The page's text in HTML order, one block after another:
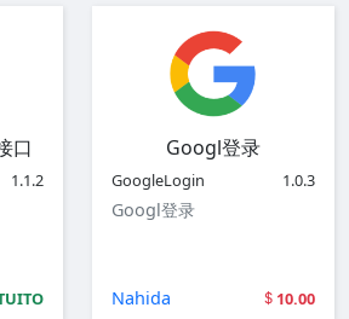
口
1.1.2
Googl登录
GoogleLogin 1.0.3
Googl登录
Nahida 10.00